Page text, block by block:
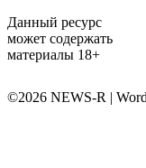
Данный ресурс
может содержать
материалы 18+
©2026 NEWS-R |